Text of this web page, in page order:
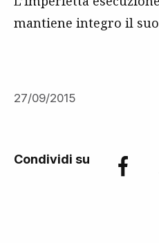
mantiene integro il
27/09/2015
Condividi su